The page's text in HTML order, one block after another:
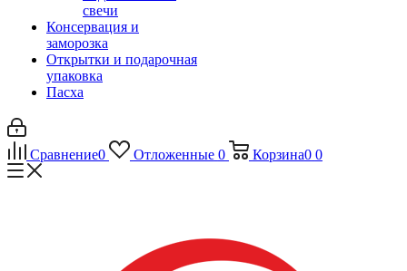
свечи
Консервация и
заморозка
Открытки и подарочная
упаковка
Пасха
Сравнение0 Отложенные 0 Корзина0 0